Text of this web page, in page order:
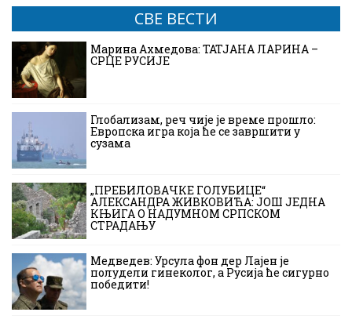
СВЕ ВЕСТИ
Марина Ахмедова: ТАТЈАНА ЛАРИНА –
СРЦЕ РУСИЈЕ
Глобализам, реч чије је време прошло:
Европска игра која ће се завршити у
сузама
„ПРЕБИЛОВАЧКЕ ГОЛУБИЦЕ“
АЛЕКСАНДРА ЖИВКОВИЋА: ЈОШ ЈЕДНА
КЊИГА О НАДУМНОМ СРПСКОМ
СТРАДАЊУ
Медведев: Урсула фон дер Лајен је
полудели гинеколог, а Русија ће сигурно
победити!